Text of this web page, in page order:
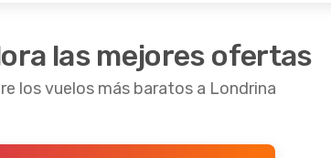
las mejores ofertas
los vuelos más baratos a Londrina